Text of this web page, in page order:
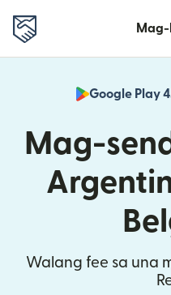
Google Play
Mag-
Walang fee sa una